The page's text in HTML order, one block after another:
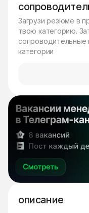
Загрузи резюме в
твою категорию.
сопроводительные
категории
описание